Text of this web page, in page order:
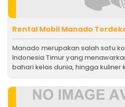
Rental Mobil Manado
Manado merupakan salah satu
Indonesia Timur yang
bahari kelas dunia, hingga kuliner